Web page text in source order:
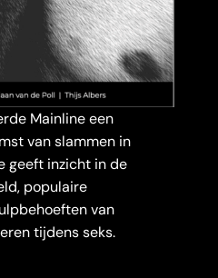
Mainline een
van slammen in
geeft inzicht in de
populaire
van
tijdens seks.